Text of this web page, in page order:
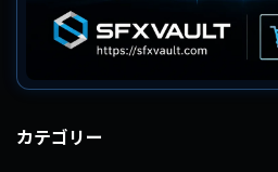
カテゴリー